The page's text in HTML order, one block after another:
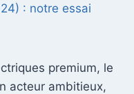
: notre essai
premium, le
acteur ambitieux,